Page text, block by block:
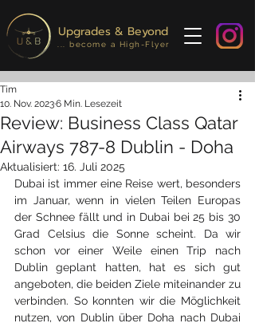
Upgrades & Beyond
... become a High-Flyer
Review: Business Class Qatar
Airways 787-8 Dublin - Doha
Tim
10. Nov. 20236 Min. Lesezeit
Aktualisiert: 16. Juli 2025
Dubai ist immer eine Reise wert, besonders
im Januar, wenn in vielen Teilen Europas
der Schnee fällt und in Dubai bei 25 bis 30
Grad Celsius die Sonne scheint. Da wir
schon vor einer Weile einen Trip nach
Dublin geplant hatten, hat es sich gut
angeboten, die beiden Ziele miteinander zu
verbinden. So konnten wir die Möglichkeit
nutzen, von Dublin über Doha nach Dubai